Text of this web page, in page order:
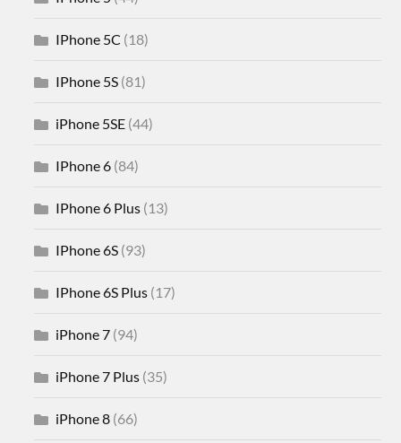
IPhone 5C (18)
IPhone 5S (81)
iPhone 5SE (44)
IPhone 6 (84)
IPhone 6 Plus (13)
IPhone 6S (93)
IPhone 6S Plus (17)
iPhone 7 (94)
iPhone 7 Plus (35)
iPhone 8 (66)